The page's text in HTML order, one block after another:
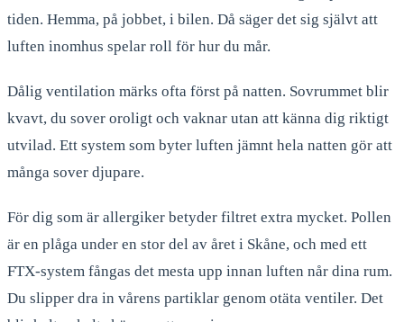
tiden. Hemma, på jobbet, i bilen. Då säger det sig självt att
luften inomhus spelar roll för hur du mår.
Dålig ventilation märks ofta först på natten. Sovrummet blir
kvavt, du sover oroligt och vaknar utan att känna dig riktigt
utvilad. Ett system som byter luften jämnt hela natten gör att
många sover djupare.
För dig som är allergiker betyder filtret extra mycket. Pollen
är en plåga under en stor del av året i Skåne, och med ett
FTX-system fångas det mesta upp innan luften når dina rum.
Du slipper dra in vårens partiklar genom otäta ventiler. Det